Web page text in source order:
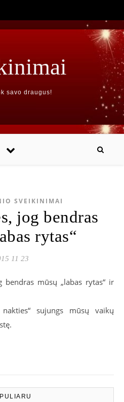
savo draugus!
SVEIKINIMAI
jog bendras
rytas“
11 23
bendras mūsų „labas rytas“ ir
sujungs mūsų vaikų